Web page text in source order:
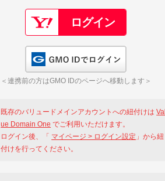
＜連携前の方はGMO IDのページへ移動します＞
既存のバリュードメインアカウントへの紐付けはVal
ue Domain One でご利用いただけます。
ログイン後、「 マイページ > ログイン設定 」から紐
付けを行ってください。